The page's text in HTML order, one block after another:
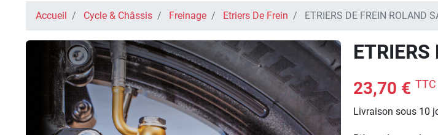
Accueil Cycle & Châssis Freinage Etriers De Frein ETRIERS DE FREIN ROLAND
23,70 €TTC
Livraison sous 10